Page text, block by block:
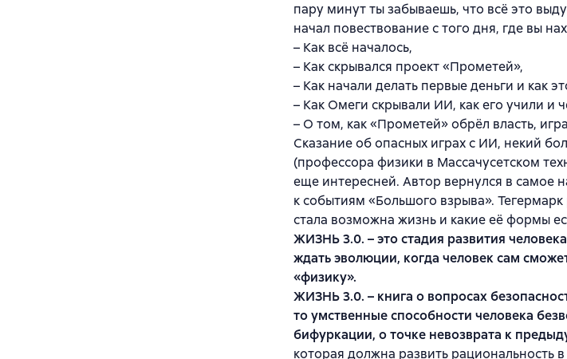
пару минут ты забываешь, что всё это
начал повествование с того дня, где вы
– Как всё началось,
– Как скрывался проект «Прометей»,
– Как начали делать первые деньги и как
– Как Омеги скрывали ИИ, как его учили и
– О том, как «Прометей» обрёл власть,
Сказание об опасных играх с ИИ, некий
(профессора физики в Массачусетском
еще интересней. Автор вернулся в самое
к событиям «Большого взрыва». Тегермарк
стала возможна жизнь и какие её формы
ЖИЗНЬ 3.0. – это стадия развития
ждать эволюции, когда человек сам
«физику».
ЖИЗНЬ 3.0. – книга о вопросах
то умственные способности человека
бифуркации, о точке невозврата к
которая должна развить рациональность